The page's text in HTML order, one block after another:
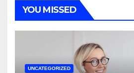
YOU MISSED
UNCATEGORIZED